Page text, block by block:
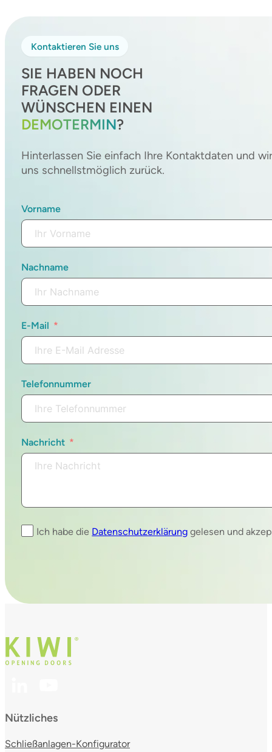
Kontaktieren Sie uns
SIE HABEN NOCH
FRAGEN ODER
WÜNSCHEN EINEN
DEMOTERMIN?
Hinterlassen Sie einfach Ihre Kontaktdaten und
uns schnellstmöglich zurück.
Vorname
Nachname
E-Mail
Telefonnummer
Nachricht
Ich habe die Datenschutzerklärung gelesen und
Nützliches
Schließanlagen-Konfigurator